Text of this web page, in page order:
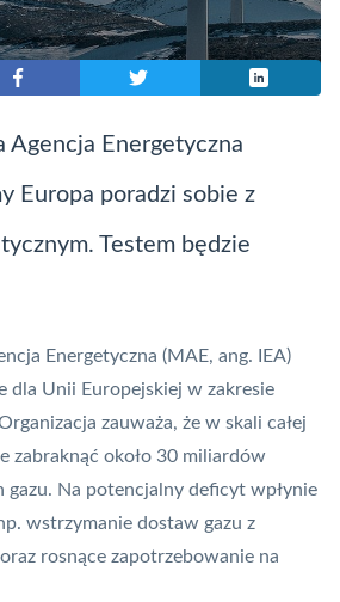
Agencja Energetyczna
Europa poradzi sobie z
Testem będzie
Energetyczna (MAE, ang. IEA)
dla Unii Europejskiej w zakresie
zauważa, że w skali całej
zabraknąć około 30 miliardów
gazu. Na potencjalny deficyt wpłynie
wstrzymanie dostaw gazu z
rosnące zapotrzebowanie na